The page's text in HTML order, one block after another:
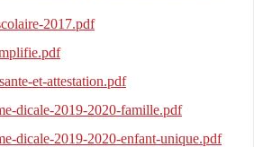
2017.pdf
et-attestation.pdf
dicale-2019-2020-famille.pdf
dicale-2019-2020-enfant-unique.pdf